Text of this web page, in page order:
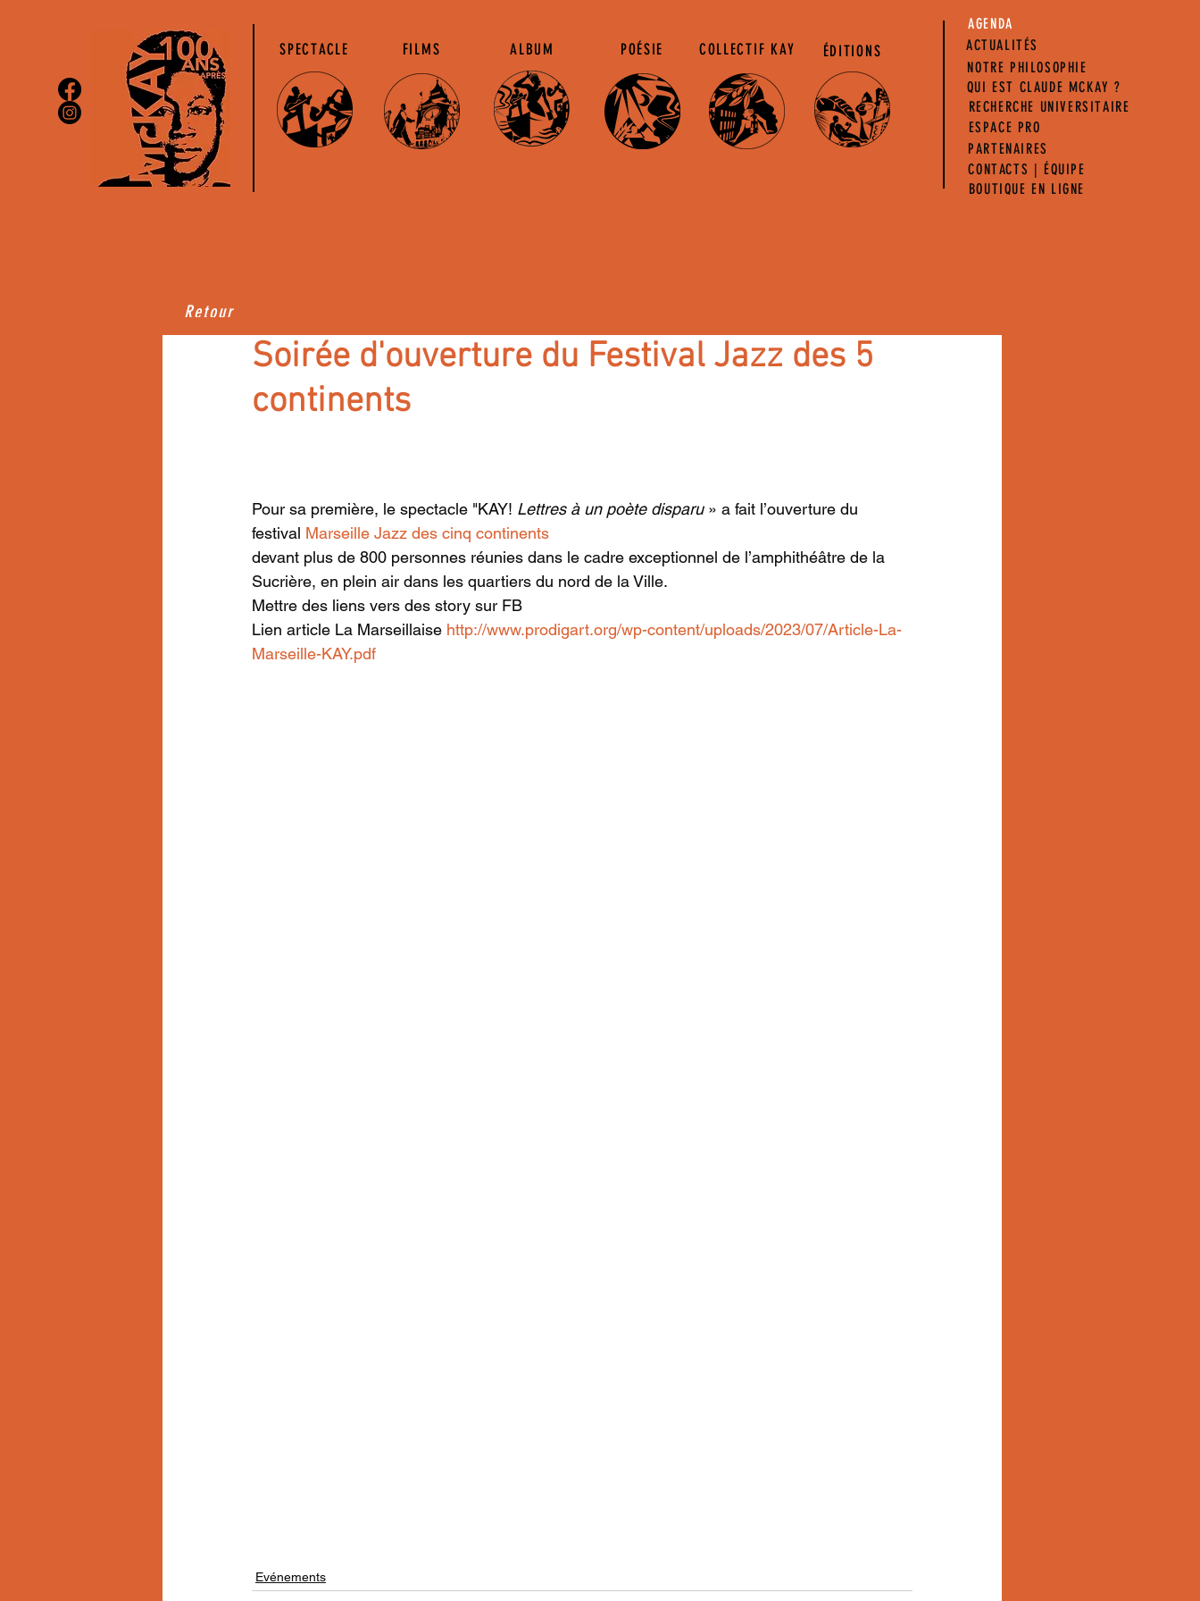
AGENDA
SPECTACLE FILMS COLLECTIF KAY ÉDITIONS
POÉSIE
ALBUM
ACTUALITÉS
NOTRE PHILOSOPHIE
QUI EST CLAUDE MCKAY ?
ESPACE PRO
PARTENAIRES
RECHERCHE UNIVERSITAIRE
CONTACTS | ÉQUIPE
BOUTIQUE EN LIGNE
Retour
Soirée d'ouverture du Festival Jazz des 5
continents
Pour sa première, le spectacle "KAY! Lettres à un poète disparu » a fait l’ouverture du
festival Marseille Jazz des cinq continents
devant plus de 800 personnes réunies dans le cadre exceptionnel de l’amphithéâtre de la
Sucrière, en plein air dans les quartiers du nord de la Ville.
Mettre des liens vers des story sur FB
Lien article La Marseillaise http://www.prodigart.org/wp-content/uploads/2023/07/Article-La-
Marseille-KAY.pdf
Evénements